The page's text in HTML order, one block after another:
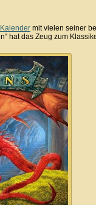
mit vielen seiner
hat das Zeug zum